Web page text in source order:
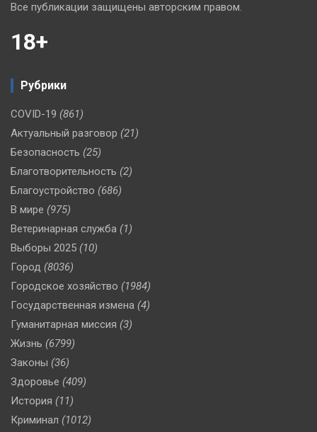
Все публикации защищены авторским правом.
18+
Рубрики
COVID-19 (861)
Актуальный разговор (21)
Безопасность (25)
Благотворительность (2)
Благоустройство (686)
В мире (975)
Ветеринарная служба (1)
Выборы 2025 (10)
Город (8036)
Городское хозяйство (1984)
Государственная измена (4)
Гуманитарная миссия (3)
Жизнь (6799)
Законы (36)
Здоровье (409)
История (11)
Криминал (1012)